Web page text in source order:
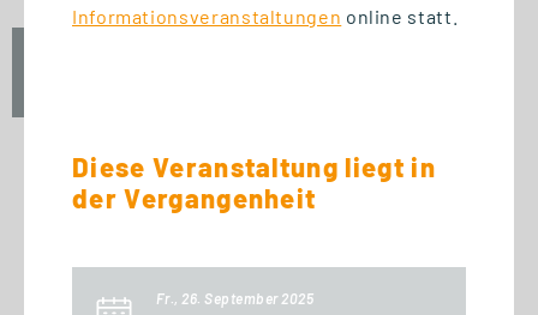
START ZERTIFIKAT
Informationsveranstaltungen online statt.
Diese Veranstaltung liegt in
der Vergangenheit
Fr., 26. September 2025